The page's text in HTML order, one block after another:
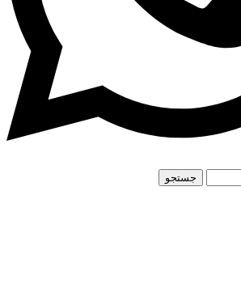
جستجو